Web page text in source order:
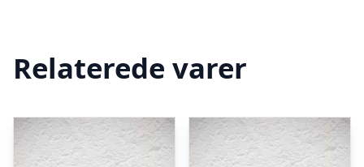
Relaterede varer